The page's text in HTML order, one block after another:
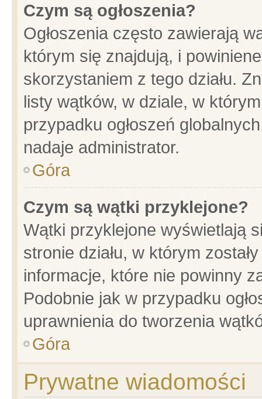
Czym są ogłoszenia?
Ogłoszenia często zawierają
którym się znajdują, i
skorzystaniem z tego działu.
listy wątków, w dziale, w
przypadku ogłoszeń
nadaje administrator.
Góra
Czym są wątki przyklejone?
Wątki przyklejone wyświetlają
stronie działu, w którym
informacje, które nie powinny
Podobnie jak w przypadku
uprawnienia do tworzenia
Góra
Prywatne wiadomości